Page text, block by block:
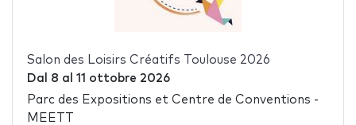
Salon des Loisirs Créatifs Toulouse 2026
Dal 8 al 11 ottobre 2026
Parc des Expositions et Centre de Conventions -
MEETT